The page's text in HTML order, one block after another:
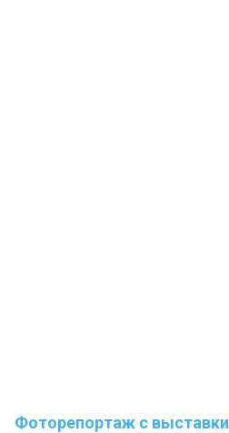
Фоторепортаж с выставки